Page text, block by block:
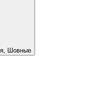
Магнитные, Моющиеся, Самоклеящиеся, Шовные